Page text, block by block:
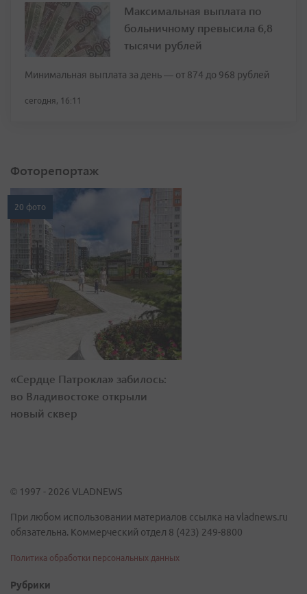
Максимальная выплата по
больничному превысила 6,8
тысячи рублей
Минимальная выплата за день — от 874 до 968 рублей
сегодня, 16:11
Фоторепортаж
20 фото
«Сердце Патрокла» забилось:
во Владивостоке открыли
новый сквер
© 1997 - 2026 VLADNEWS
При любом использовании материалов ссылка на vladnews.ru
обязательна. Коммерческий отдел 8 (423) 249-8800
Политика обработки персональных данных
Рубрики